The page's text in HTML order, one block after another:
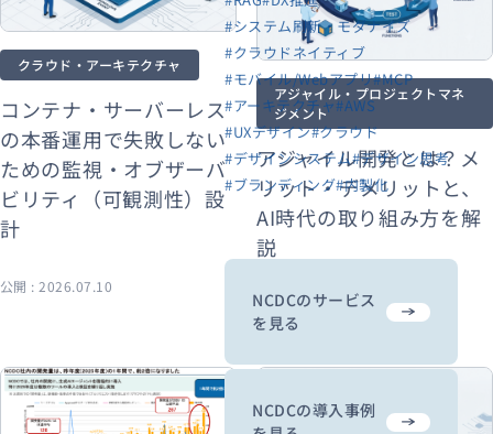
クラウド・アーキテクチャ
コンテナ・サーバーレス
の本番運用で失敗しない
ための監視・オブザーバ
ビリティ（可観測性）設
計
公開 : 2026.07.10
アジャイル・プロジェクトマネ
ジメント
アジャイル開発とは？メ
リット・デメリットと、
AI時代の取り組み方を解
説
#システム刷新・モダナイズ
#クラウドネイティブ
#モバイル/Webアプリ#MCP
#アーキテクチャ#AWS
#UXデザイン#クラウド
#デザインシステム#デザイン思考
#ブランディング#内製化
NCDCのサービス
を見る
NCDCの導入事例